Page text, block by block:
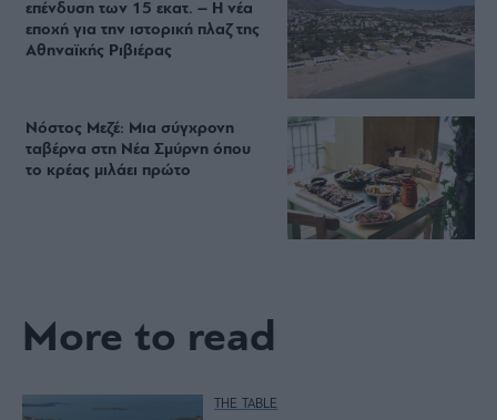
επένδυση των 15 εκατ. – Η νέα
εποχή για την ιστορική πλαζ της
Αθηναϊκής Ριβιέρας
Νόστος Μεζέ: Μια σύγχρονη
ταβέρνα στη Νέα Σμύρνη όπου
το κρέας μιλάει πρώτο
More to read
THE TABLE